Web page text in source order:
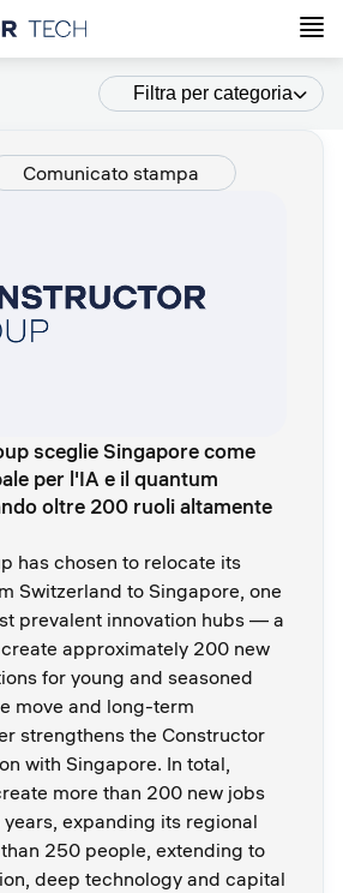
Filtra per categoria
Comunicato stampa
sceglie Singapore come
per l'IA e il quantum
oltre 200 ruoli altamente
has chosen to relocate its
Switzerland to Singapore, one
prevalent innovation hubs — a
approximately 200 new
for young and seasoned
move and long-term
strengthens the Constructor
with Singapore. In total,
more than 200 new jobs
expanding its regional
250 people, extending to
deep technology and capital